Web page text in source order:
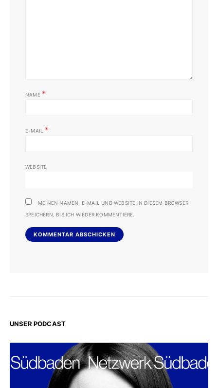
NAME *
E-MAIL *
WEBSITE
MEINEN NAMEN, E-MAIL UND WEBSITE IN DIESEM BROWSER
SPEICHERN, BIS ICH WIEDER KOMMENTIERE.
UNSER PODCAST